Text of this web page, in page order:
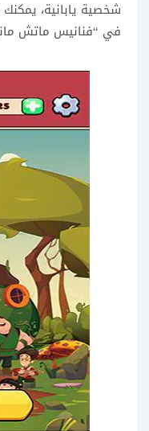
شخصية يابانية، يمكنك
في “فنانيس ماتش